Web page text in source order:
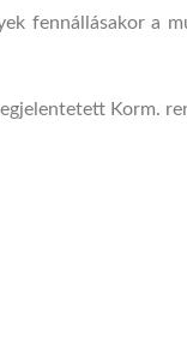
fennállásakor a
Korm.